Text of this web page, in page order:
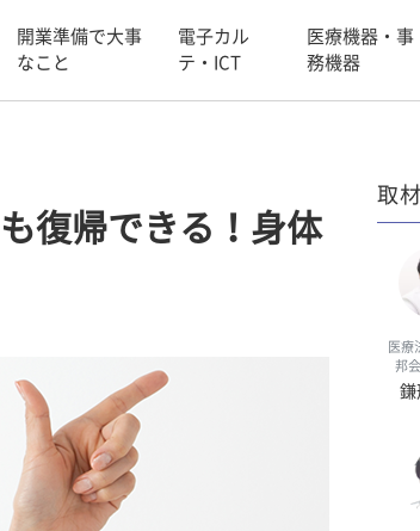
開業準備で大事
なこと
電子カル
テ・ICT
医療機器・事
務機器
復帰できる！身体
取
医療
邦
鎌